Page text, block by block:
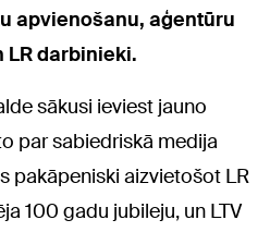
apvienošanu, aģentūru
LR darbinieki.
sākusi ieviest jauno
par sabiedriskā medija
pakāpeniski aizvietošot LR
100 gadu jubileju, un LTV